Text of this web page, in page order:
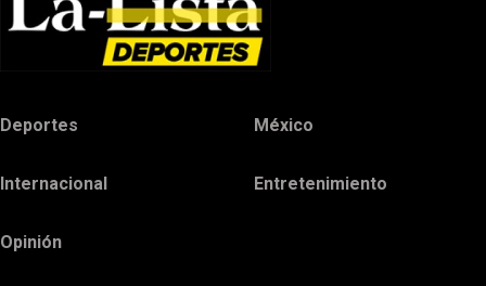
Deportes México
Internacional Entretenimiento
Opinión